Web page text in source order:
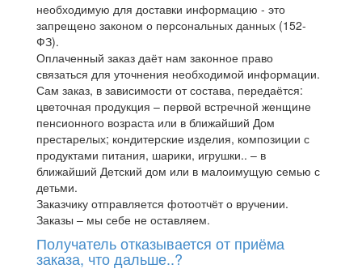
необходимую для доставки информацию - это
запрещено законом о персональных данных (152-
ФЗ).
Оплаченный заказ даёт нам законное право
связаться для уточнения необходимой информации.
Сам заказ, в зависимости от состава, передаётся:
цветочная продукция – первой встречной женщине
пенсионного возраста или в ближайший Дом
престарелых; кондитерские изделия, композиции с
продуктами питания, шарики, игрушки.. – в
ближайший Детский дом или в малоимущую семью с
детьми.
Заказчику отправляется фотоотчёт о вручении.
Заказы – мы себе не оставляем.
Получатель отказывается от приёма
заказа, что дальше..?